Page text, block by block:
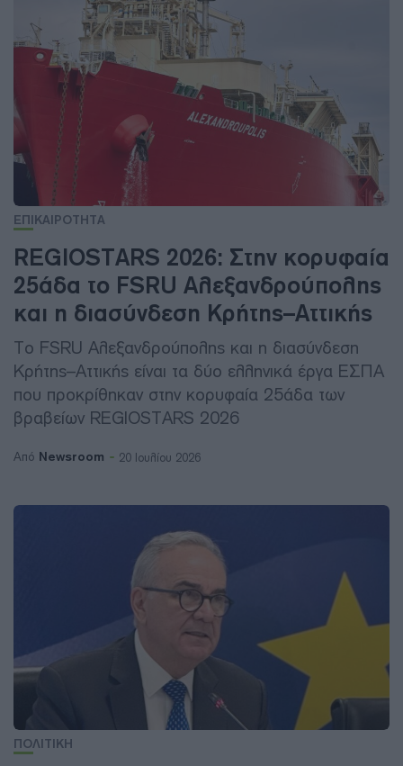
ΕΠΙΚΑΙΡΟΤΗΤΑ
REGIOSTARS 2026: Στην κορυφαία
25άδα το FSRU Αλεξανδρούπολης
και η διασύνδεση Κρήτης–Αττικής
Το FSRU Αλεξανδρούπολης και η διασύνδεση
Κρήτης–Αττικής είναι τα δύο ελληνικά έργα ΕΣΠΑ
που προκρίθηκαν στην κορυφαία 25άδα των
βραβείων REGIOSTARS 2026
Από Newsroom 20 Ιουλίου 2026
ΠΟΛΙΤΙΚΗ